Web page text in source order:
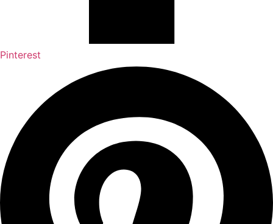
Pinterest